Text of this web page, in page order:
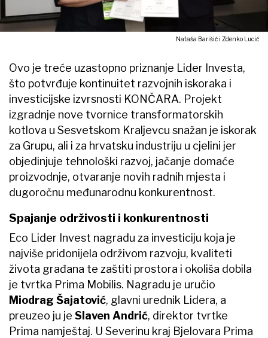
Nataša Barišić i Zdenko Lucić
Ovo je treće uzastopno priznanje Lider Investa,
što potvrđuje kontinuitet razvojnih iskoraka i
investicijske izvrsnosti KONČARA. Projekt
izgradnje nove tvornice transformatorskih
kotlova u Sesvetskom Kraljevcu snažan je iskorak
za Grupu, ali i za hrvatsku industriju u cjelini jer
objedinjuje tehnološki razvoj, jačanje domaće
proizvodnje, otvaranje novih radnih mjesta i
dugoročnu međunarodnu konkurentnost.
Spajanje održivosti i konkurentnosti
Eco Lider Invest nagradu za investiciju koja je
najviše pridonijela održivom razvoju, kvaliteti
života građana te zaštiti prostora i okoliša dobila
je tvrtka Prima Mobilis. Nagradu je uručio
Miodrag Šajatović, glavni urednik Lidera, a
preuzeo ju je Slaven Andrić, direktor tvrtke
Prima namještaj. U Severinu kraj Bjelovara Prima